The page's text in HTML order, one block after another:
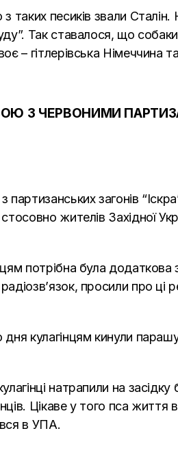
таких песиків звали
Так ставалося, що
– гітлерівська Німеччина
З ЧЕРВОНИМИ
партизанських загонів
жителів Західної
потрібна була
просили про ці
дня кулагінцям кинули
натрапили на
Цікаве у того пса
в УПА.